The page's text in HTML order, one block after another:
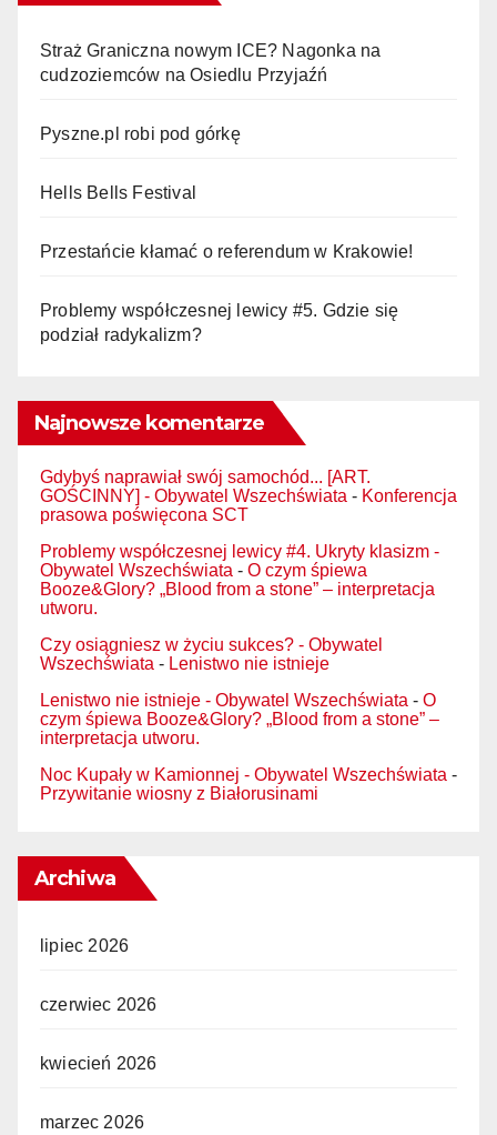
Straż Graniczna nowym ICE? Nagonka na
cudzoziemców na Osiedlu Przyjaźń
Pyszne.pl robi pod górkę
Hells Bells Festival
Przestańcie kłamać o referendum w Krakowie!
Problemy współczesnej lewicy #5. Gdzie się
podział radykalizm?
Najnowsze komentarze
Gdybyś naprawiał swój samochód... [ART.
GOŚCINNY] - Obywatel Wszechświata - Konferencja
prasowa poświęcona SCT
Problemy współczesnej lewicy #4. Ukryty klasizm -
Obywatel Wszechświata - O czym śpiewa
Booze&Glory? „Blood from a stone” – interpretacja
utworu.
Czy osiągniesz w życiu sukces? - Obywatel
Wszechświata - Lenistwo nie istnieje
Lenistwo nie istnieje - Obywatel Wszechświata - O
czym śpiewa Booze&Glory? „Blood from a stone” –
interpretacja utworu.
Noc Kupały w Kamionnej - Obywatel Wszechświata -
Przywitanie wiosny z Białorusinami
Archiwa
lipiec 2026
czerwiec 2026
kwiecień 2026
marzec 2026